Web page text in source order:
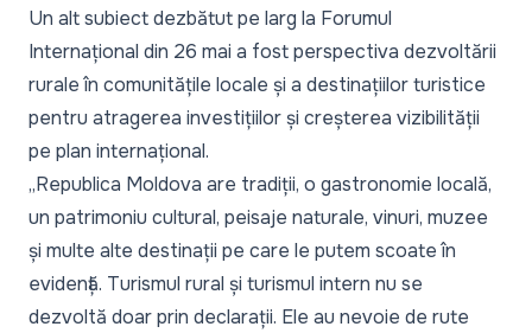
Un alt subiect dezbătut pe larg la Forumul
Internațional din 26 mai a fost perspectiva dezvoltării
rurale în comunitățile locale și a destinațiilor turistice
pentru atragerea investițiilor și creșterea vizibilității
pe plan internațional.
„Republica Moldova are tradiții, o gastronomie locală,
un patrimoniu cultural, peisaje naturale, vinuri, muzee
și multe alte destinații pe care le putem scoate în
evidență. Turismul rural și turismul intern nu se
dezvoltă doar prin declarații. Ele au nevoie de rute